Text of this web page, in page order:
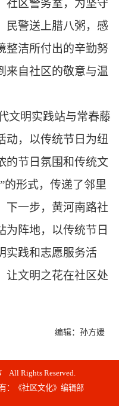
社区警务室，为坚守
民警送上腊八粥，感
整洁所付出的辛勤努
来自社区的敬意与温
文明实践站与常春藤
动，以传统节日为纽
的节日氛围和传统文
的形式，传递了邻里
下一步，黄河南路社
为阵地，以传统节日
实践和志愿服务活
让文明之花在社区处
编辑：孙方媛
All Rights Reserved.
：《社区文化》编辑部